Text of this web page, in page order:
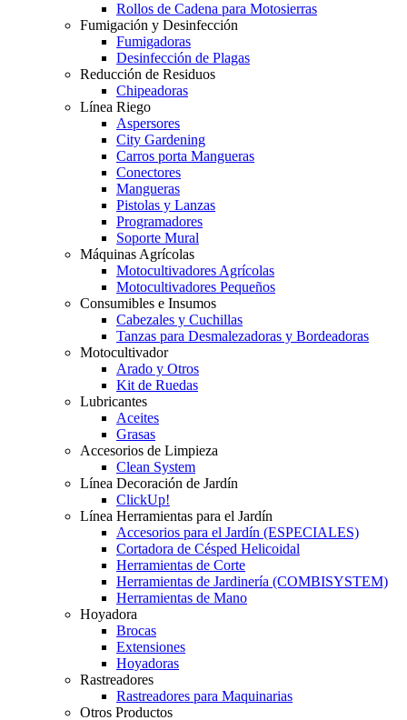
Rollos de Cadena para Motosierras
Fumigación y Desinfección
Fumigadoras
Desinfección de Plagas
Reducción de Residuos
Chipeadoras
Línea Riego
Aspersores
City Gardening
Carros porta Mangueras
Conectores
Mangueras
Pistolas y Lanzas
Programadores
Soporte Mural
Máquinas Agrícolas
Motocultivadores Agrícolas
Motocultivadores Pequeños
Consumibles e Insumos
Cabezales y Cuchillas
Tanzas para Desmalezadoras y Bordeadoras
Motocultivador
Arado y Otros
Kit de Ruedas
Lubricantes
Aceites
Grasas
Accesorios de Limpieza
Clean System
Línea Decoración de Jardín
ClickUp!
Línea Herramientas para el Jardín
Accesorios para el Jardín (ESPECIALES)
Cortadora de Césped Helicoidal
Herramientas de Corte
Herramientas de Jardinería (COMBISYSTEM)
Herramientas de Mano
Hoyadora
Brocas
Extensiones
Hoyadoras
Rastreadores
Rastreadores para Maquinarias
Otros Productos